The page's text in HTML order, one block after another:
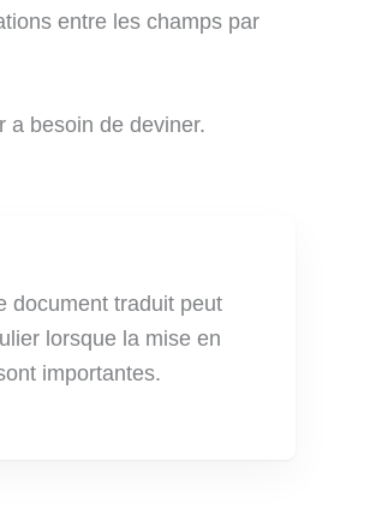
entre les champs par
a besoin de deviner.
document traduit peut
lorsque la mise en
importantes.